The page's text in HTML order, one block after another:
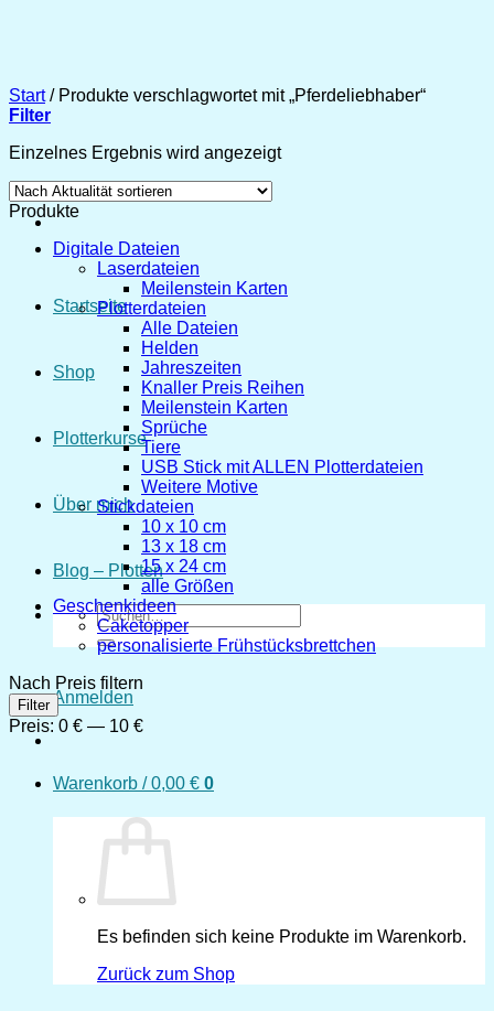
Startseite
Shop
Plotterkurse
Über mich
Blog – Plotten
Suchen
nach:
Anmelden
Warenkorb /0,00 € 0
Es befinden sich keine Produkte im Warenkorb.
Zurück zum Shop
Start /Produkte verschlagwortet mit „Pferdeliebhaber“
Filter
Einzelnes Ergebnis wird angezeigt
Produkte
Digitale Dateien
Laserdateien
Meilenstein Karten
Plotterdateien
Alle Dateien
Helden
Jahreszeiten
Knaller Preis Reihen
Meilenstein Karten
Sprüche
Tiere
USB Stick mit ALLEN Plotterdateien
Weitere Motive
Stickdateien
10 x 10 cm
13 x 18 cm
15 x 24 cm
alle Größen
Geschenkideen
Caketopper
personalisierte Frühstücksbrettchen
Nach Preis filtern
Min.
Preis
Max.
Preis
Filter
Preis: 0 € — 10 €